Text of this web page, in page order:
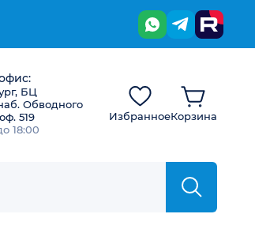
БЦ
Обводного
519
18:00
ИзбранноеКорзина